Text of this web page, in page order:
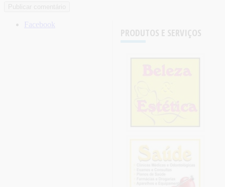
PRODUTOS E SERVIÇOS
Facebook